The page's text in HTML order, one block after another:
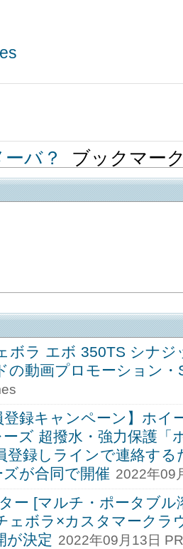
バ？ ブックマー
ボラ エボ 350TS シナ
の動画プロモーション・
登録キャンペーン】ホ
ズ 超撥水・強力保護「
録しラインで連絡す
が合同で開催 2022年09
ー [マルチ・ポータブル
ボラ×カスタマークラ
が決定 2022年09月13日